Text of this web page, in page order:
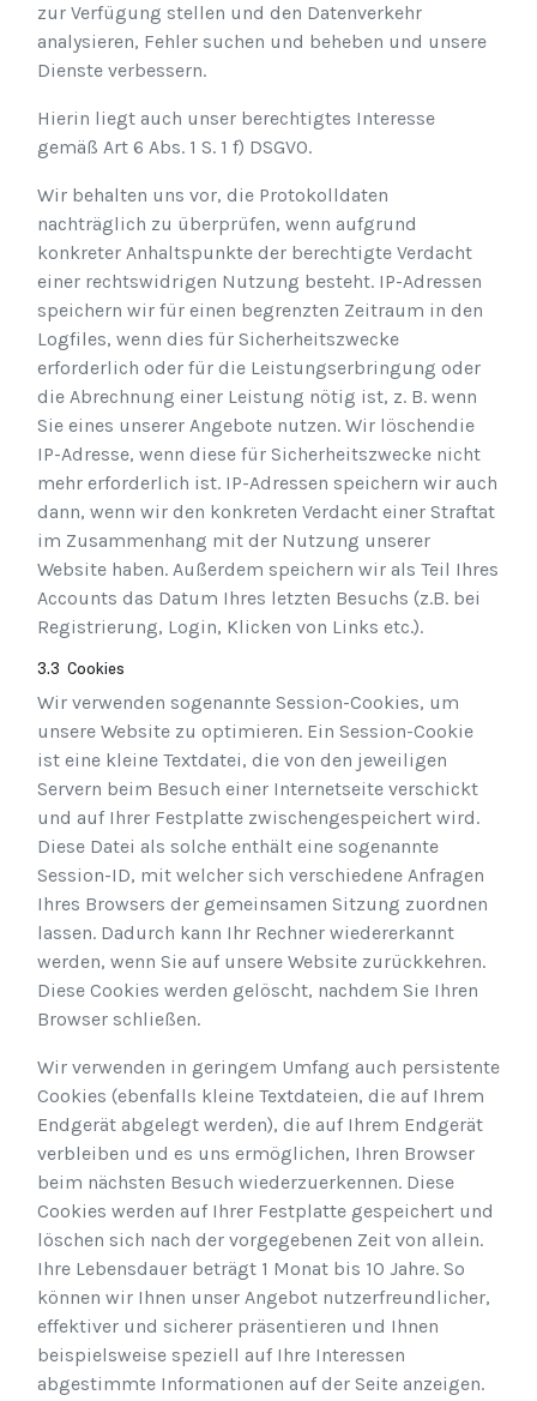
zur Verfügung stellen und den Datenverkehr
analysieren, Fehler suchen und beheben und unsere
Dienste verbessern.
Hierin liegt auch unser berechtigtes Interesse
gemäß Art 6 Abs. 1 S. 1 f) DSGVO.
Wir behalten uns vor, die Protokolldaten
nachträglich zu überprüfen, wenn aufgrund
konkreter Anhaltspunkte der berechtigte Verdacht
einer rechtswidrigen Nutzung besteht. IP-Adressen
speichern wir für einen begrenzten Zeitraum in den
Logfiles, wenn dies für Sicherheitszwecke
erforderlich oder für die Leistungserbringung oder
die Abrechnung einer Leistung nötig ist, z. B. wenn
Sie eines unserer Angebote nutzen. Wir löschendie
IP-Adresse, wenn diese für Sicherheitszwecke nicht
mehr erforderlich ist. IP-Adressen speichern wir auch
dann, wenn wir den konkreten Verdacht einer Straftat
im Zusammenhang mit der Nutzung unserer
Website haben. Außerdem speichern wir als Teil Ihres
Accounts das Datum Ihres letzten Besuchs (z.B. bei
Registrierung, Login, Klicken von Links etc.).
3.3 Cookies
Wir verwenden sogenannte Session-Cookies, um
unsere Website zu optimieren. Ein Session-Cookie
ist eine kleine Textdatei, die von den jeweiligen
Servern beim Besuch einer Internetseite verschickt
und auf Ihrer Festplatte zwischengespeichert wird.
Diese Datei als solche enthält eine sogenannte
Session-ID, mit welcher sich verschiedene Anfragen
Ihres Browsers der gemeinsamen Sitzung zuordnen
lassen. Dadurch kann Ihr Rechner wiedererkannt
werden, wenn Sie auf unsere Website zurückkehren.
Diese Cookies werden gelöscht, nachdem Sie Ihren
Browser schließen.
Wir verwenden in geringem Umfang auch persistente
Cookies (ebenfalls kleine Textdateien, die auf Ihrem
Endgerät abgelegt werden), die auf Ihrem Endgerät
verbleiben und es uns ermöglichen, Ihren Browser
beim nächsten Besuch wiederzuerkennen. Diese
Cookies werden auf Ihrer Festplatte gespeichert und
löschen sich nach der vorgegebenen Zeit von allein.
Ihre Lebensdauer beträgt 1 Monat bis 10 Jahre. So
können wir Ihnen unser Angebot nutzerfreundlicher,
effektiver und sicherer präsentieren und Ihnen
beispielsweise speziell auf Ihre Interessen
abgestimmte Informationen auf der Seite anzeigen.